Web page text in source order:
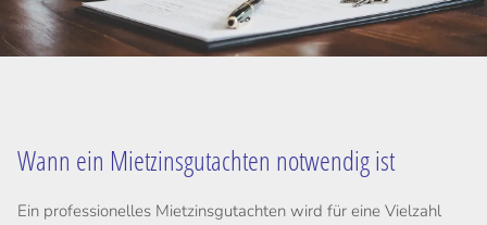
Wann ein Mietzinsgutachten notwendig ist
Ein professionelles Mietzinsgutachten wird für eine Vielzahl